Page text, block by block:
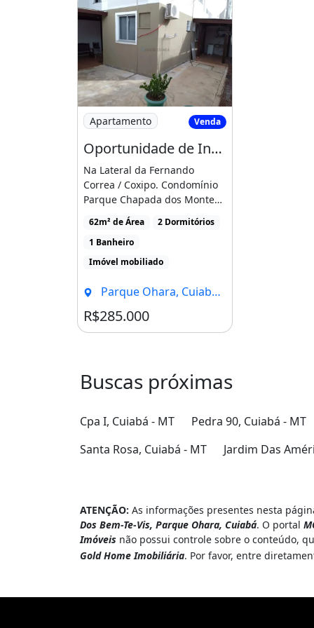
Imagem: Oportunidade de Investimento
Apartamento Venda
Oportunidade de Investimento
Na Lateral da Fernando
Correa / Coxipo. Condomínio
Parque Chapada dos Montes -
Apartamento mobiliado [...]
62m² de Área
2 Dormitórios
1 Banheiro
Imóvel mobiliado
Parque Ohara, Cuiabá - MT
R$285.000
Buscas próximas
Cpa I, Cuiabá - MT Pedra 90, Cuiabá - MT
Santa Rosa, Cuiabá - MT
Jardim Das
ATENÇÃO: As informações presentes nesta
Dos Bem-Te-Vis, Parque Ohara, Cuiabá. O portal
Imóveis não possui controle sobre o conteúdo,
Gold Home Imobiliária. Por favor, entre